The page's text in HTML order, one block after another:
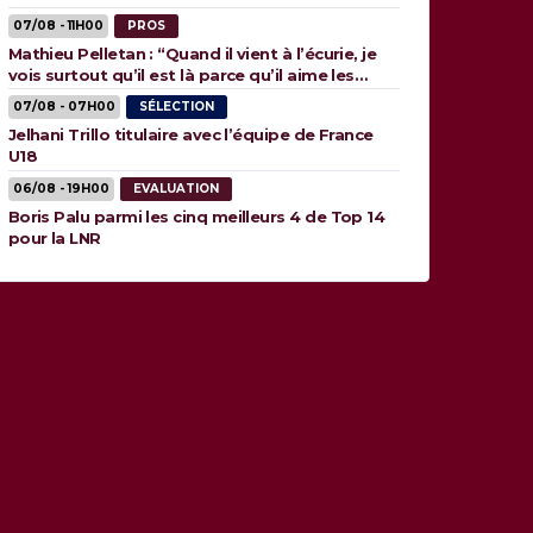
07/08 - 11H00 PROS
Mathieu Pelletan : “Quand il vient à l’écurie, je
vois surtout qu’il est là parce qu’il aime les
animaux”
07/08 - 07H00 SÉLECTION
Jelhani Trillo titulaire avec l’équipe de France
U18
06/08 - 19H00 EVALUATION
Boris Palu parmi les cinq meilleurs 4 de Top 14
pour la LNR